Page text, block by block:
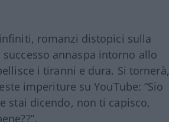
romanzi distopici sulla
annaspa intorno allo
i tiranni e dura. Si tornerà,
imperiture su YouTube: “Sio
stai dicendo, non ti capisco,